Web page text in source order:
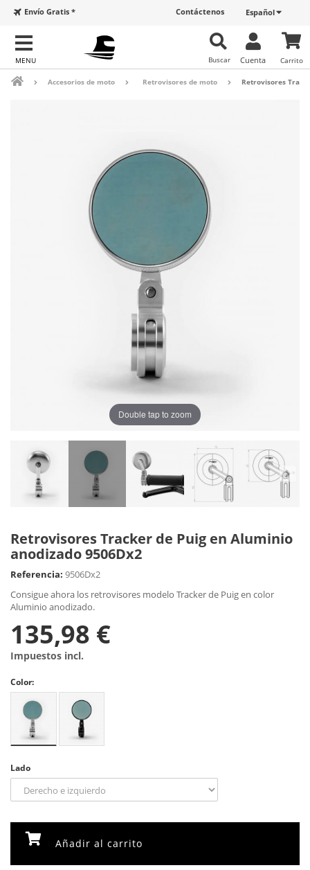
Español
Contáctenos
Envío Gratis *
Carrito
Cuenta
Buscar
Accesorios de moto Retrovisores de moto Retrovisores
Double tap to zoom
Retrovisores Tracker de Puig en Aluminio
anodizado 9506Dx2
Referencia: 9506Dx2
Consigue ahora los retrovisores modelo Tracker de Puig en color
Aluminio anodizado.
135,98 €
Impuestos incl.
Color:
Lado
Añadir al carrito